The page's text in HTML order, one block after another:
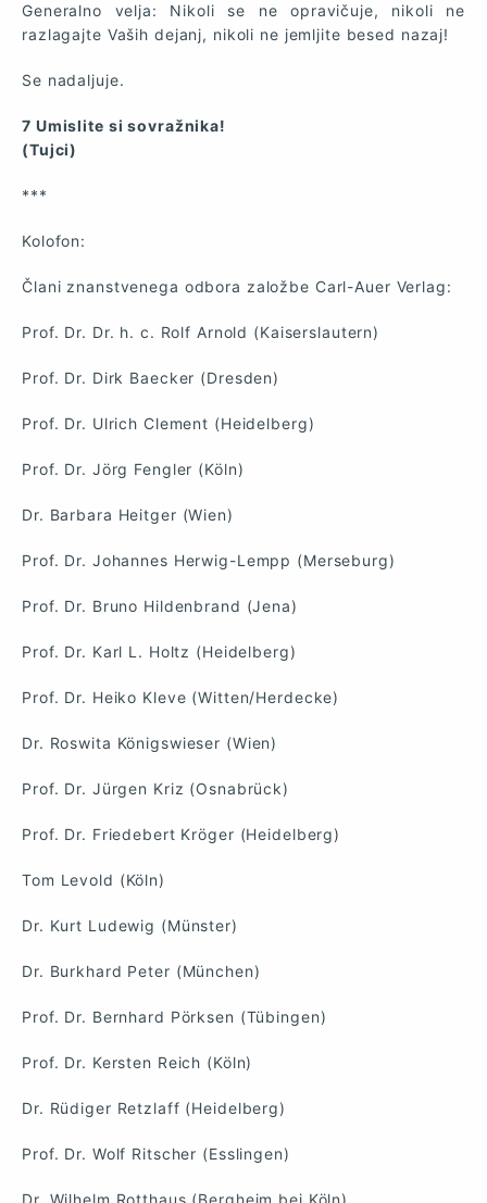
Generalno velja: Nikoli se ne opravičuje, nikoli ne
razlagajte Vaših dejanj, nikoli ne jemljite besed nazaj!
Se nadaljuje.
7 Umislite si sovražnika!
(Tujci)
***
Kolofon:
Člani znanstvenega odbora založbe Carl-Auer Verlag:
Prof. Dr. Dr. h. c. Rolf Arnold (Kaiserslautern)
Prof. Dr. Dirk Baecker (Dresden)
Prof. Dr. Ulrich Clement (Heidelberg)
Prof. Dr. Jörg Fengler (Köln)
Dr. Barbara Heitger (Wien)
Prof. Dr. Johannes Herwig-Lempp (Merseburg)
Prof. Dr. Bruno Hildenbrand (Jena)
Prof. Dr. Karl L. Holtz (Heidelberg)
Prof. Dr. Heiko Kleve (Witten/Herdecke)
Dr. Roswita Königswieser (Wien)
Prof. Dr. Jürgen Kriz (Osnabrück)
Prof. Dr. Friedebert Kröger (Heidelberg)
Tom Levold (Köln)
Dr. Kurt Ludewig (Münster)
Dr. Burkhard Peter (München)
Prof. Dr. Bernhard Pörksen (Tübingen)
Prof. Dr. Kersten Reich (Köln)
Dr. Rüdiger Retzlaff (Heidelberg)
Prof. Dr. Wolf Ritscher (Esslingen)